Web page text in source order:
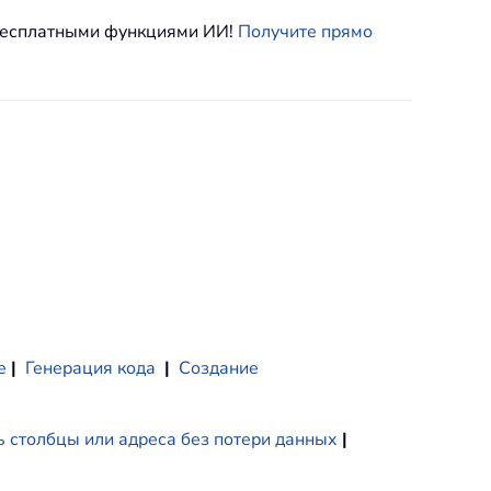
функциями ИИ! Получите прямо
| Генерация кода | Создание
столбцы или адреса без потери данных |